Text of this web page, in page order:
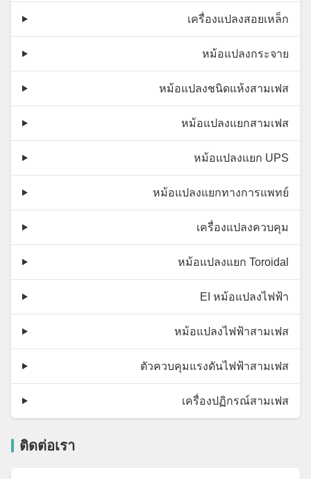
เครื่องแปลงสอยเหล็ก
หม้อแปลงกระจาย
หม้อแปลงชนิดแห้งสามเฟส
หม้อแปลงแยกสามเฟส
หม้อแปลงแยก UPS
หม้อแปลงแยกทางการแพทย์
เครื่องแปลงควบคุม
หม้อแปลงแยก Toroidal
EI หม้อแปลงไฟฟ้า
หม้อแปลงไฟฟ้าสามเฟส
ตัวควบคุมแรงดันไฟฟ้าสามเฟส
เครื่องปฏิกรณ์สามเฟส
ติดต่อเรา